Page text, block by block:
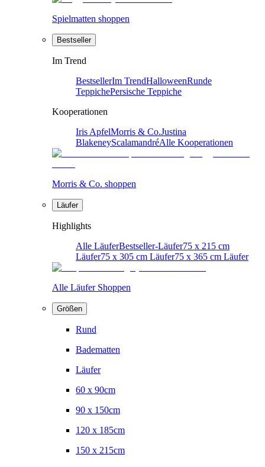
Spielmatten shoppen
Bestseller
Im Trend
BestsellerIm TrendHalloweenRunde
TeppichePersische Teppiche
Kooperationen
Iris ApfelMorris & Co.Justina
BlakeneyScalamandréAlle Kooperationen
Morris & Co. shoppen
Läufer
Highlights
Alle LäuferBestseller-Läufer75 x 215 cm
Läufer75 x 305 cm Läufer75 x 365 cm Läufer
Alle Läufer Shoppen
Größen
Rund
Badematten
Läufer
60 x 90cm
90 x 150cm
120 x 185cm
150 x 215cm